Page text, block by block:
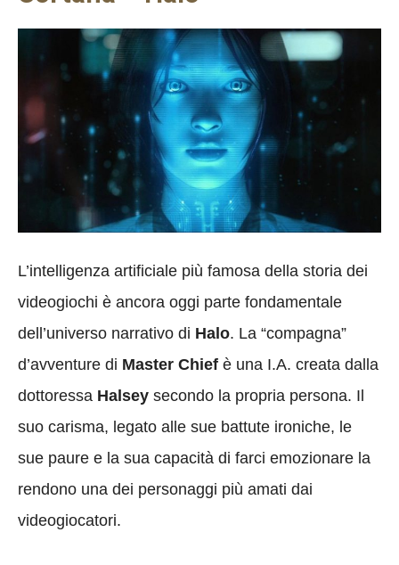
L’intelligenza artificiale più famosa della storia dei
videogiochi è ancora oggi parte fondamentale
dell’universo narrativo di Halo. La “compagna”
d’avventure di Master Chief è una I.A. creata dalla
dottoressa Halsey secondo la propria persona. Il
suo carisma, legato alle sue battute ironiche, le
sue paure e la sua capacità di farci emozionare la
rendono una dei personaggi più amati dai
videogiocatori.